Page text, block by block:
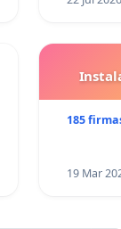
185
19 Mar